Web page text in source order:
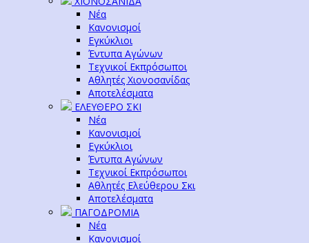
Νέα
Κανονισμοί
Εγκύκλιοι
Έντυπα Αγώνων
Τεχνικοί Εκπρόσωποι
Αθλητές Χιονοσανίδας
Αποτελέσματα
ΕΛΕΥΘΕΡΟ ΣΚΙ
Νέα
Κανονισμοί
Εγκύκλιοι
Έντυπα Αγώνων
Τεχνικοί Εκπρόσωποι
Αθλητές Ελεύθερου Σκι
Αποτελέσματα
ΠΑΓΟΔΡΟΜΙΑ
Νέα
Κανονισμοί